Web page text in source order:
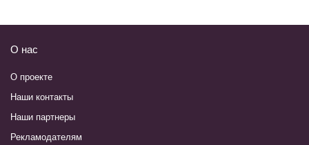
О нас
О проекте
Наши контакты
Наши партнеры
Рекламодателям